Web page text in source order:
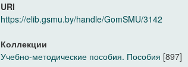
URI
https://elib.gsmu.by/handle/GomSMU/3142
Коллекции
Учебно-методические пособия. Пособия [897]